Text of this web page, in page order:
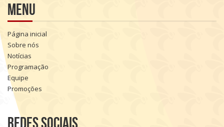
Menu
Página inicial
Sobre nós
Notícias
Programação
Equipe
Promoções
Redes sociais